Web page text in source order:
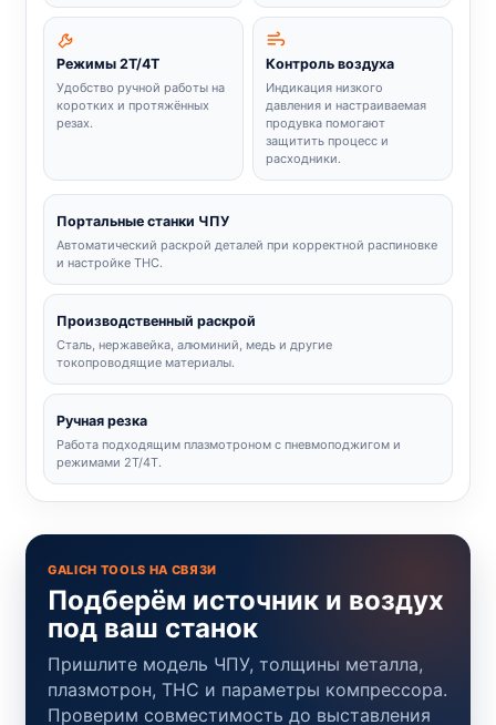
Режимы 2T/4T
Удобство ручной работы на
коротких и протяжённых
резах.
Контроль воздуха
Индикация низкого
давления и настраиваемая
продувка помогают
защитить процесс и
расходники.
Портальные станки ЧПУ
Автоматический раскрой деталей при корректной распиновке
и настройке THC.
Производственный раскрой
Сталь, нержавейка, алюминий, медь и другие
токопроводящие материалы.
Ручная резка
Работа подходящим плазмотроном с пневмоподжигом и
режимами 2T/4T.
GALICH TOOLS НА СВЯЗИ
Подберём источник и воздух
под ваш станок
Пришлите модель ЧПУ, толщины металла,
плазмотрон, THC и параметры компрессора.
Проверим совместимость до выставления